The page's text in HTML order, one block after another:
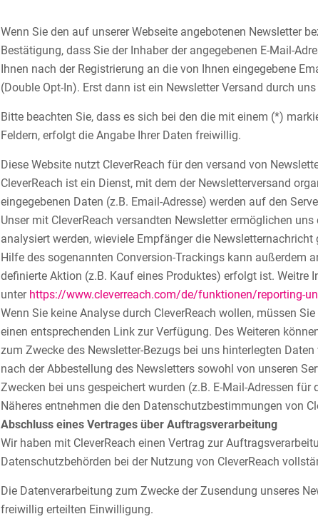
Wenn Sie den auf unserer Webseite angebotenen Newsletter
Bestätigung, dass Sie der Inhaber der angegebenen E-Mail-
Ihnen nach der Registrierung an die von Ihnen eingegebene
(Double Opt-In). Erst dann ist ein Newsletter Versand durch
Bitte beachten Sie, dass es sich bei den die mit einem (*)
Feldern, erfolgt die Angabe Ihrer Daten freiwillig.
Diese Website nutzt CleverReach für den versand von
CleverReach ist ein Dienst, mit dem der Newsletterversand
eingegebenen Daten (z.B. Email-Adresse) werden auf den
Unser mit CleverReach versandten Newsletter ermöglichen
analysiert werden, wieviele Empfänger die
Hilfe des sogenannten Conversion-Trackings kann außerdem
definierte Aktion (z.B. Kauf eines Produktes) erfolgt ist. Weitre
unter https://www.cleverreach.com/de/funktionen/reporting-
Wenn Sie keine Analyse durch CleverReach wollen, müssen
einen entsprechenden Link zur Verfügung. Des Weiteren
zum Zwecke des Newsletter-Bezugs bei uns hinterlegten
nach der Abbestellung des Newsletters sowohl von unseren
Zwecken bei uns gespeichert wurden (z.B. E-Mail-Adressen
Näheres entnehmen die den Datenschutzbestimmungen von
Abschluss eines Vertrages über Auftragsverarbeitung
Wir haben mit CleverReach einen Vertrag zur
Datenschutzbehörden bei der Nutzung von CleverReach
Die Datenverarbeitung zum Zwecke der Zusendung unseres
freiwillig erteilten Einwilligung.